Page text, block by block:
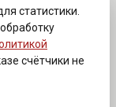
и публикацией
Комментарии
редактирования.
с сайта или
законы РФ.
18+»
статистики.
счётчики не